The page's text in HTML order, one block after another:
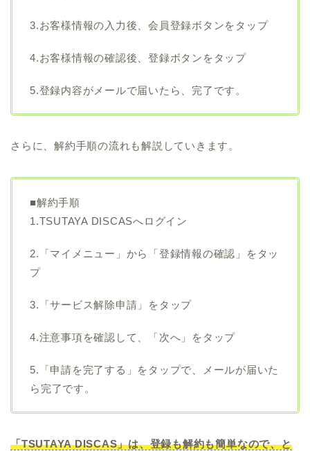
3.お客様情報の入力後、会員登録ボタンをタップ
4.お客様情報の確認後、登録ボタンをタップ
5.登録内容がメールで届いたら、完了です。
さらに、解約手順の流れも解説していきます。
■解約手順
1.TSUTAYA DISCASへログイン
2.「マイメニュー」から「登録情報の確認」をタッ
プ
3.「サービス解除申請」をタップ
4.注意事項を確認して、「次へ」をタップ
5.「申請を完了する」をタップで、メールが届いた
ら完了です。
「TSUTAYA DISCAS」は、登録も解約も簡単なので、と